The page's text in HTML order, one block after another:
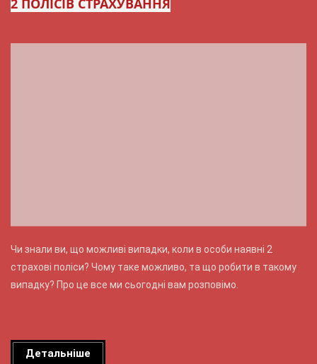
2 ПОЛІСІВ СТРАХУВАННЯ
Чи знали ви, що можливі випадки, коли в особи наявні 2
страхові поліси? Чому таке можливо, та що робити в такому
випадку? Про це все ми сьогодні вам розповімо.
Детальніше